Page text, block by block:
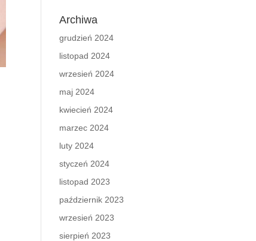
Archiwa
grudzień 2024
listopad 2024
wrzesień 2024
maj 2024
kwiecień 2024
marzec 2024
luty 2024
styczeń 2024
listopad 2023
październik 2023
wrzesień 2023
sierpień 2023